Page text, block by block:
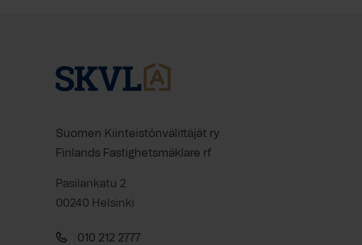
Suomen Kiinteistönvälittäjät ry
Finlands Fastighetsmäklare rf
Pasilankatu 2
00240 Helsinki
010 212 2777